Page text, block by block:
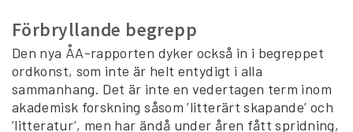
Förbryllande begrepp
Den nya ÅA-rapporten dyker också in i begreppet
ordkonst, som inte är helt entydigt i alla
sammanhang. Det är inte en vedertagen term inom
akademisk forskning såsom ’litterärt skapande’ och
’litteratur’, men har ändå under åren fått spridning,